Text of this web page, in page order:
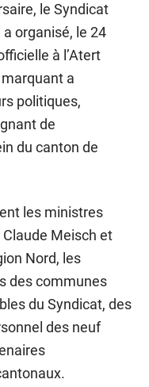
le Syndicat
organisé, le 24
à l’Atert
a
politiques,
de
du canton de
les ministres
Meisch et
Nord, les
des communes
du Syndicat, des
des neuf